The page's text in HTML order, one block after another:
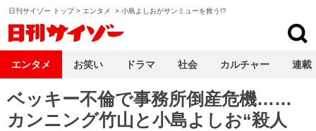
日刊サイゾー トップ> エンタメ > 小島よしおがサンミューを救う!?
ベッキー不倫で事務所倒産危機……
カンニング竹山と小島よしお“殺人
エンタメ お笑い ドラマ 社会 カルチャー 連載